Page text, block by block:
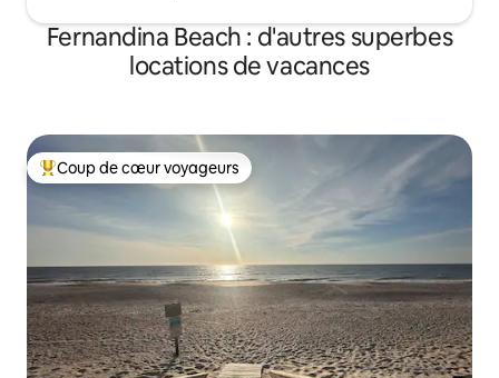
Fernandina Beach : d'autres superbes
locations de vacances
Coups de cœur voyageurs les plus appréciés
Coup de cœur voyageurs